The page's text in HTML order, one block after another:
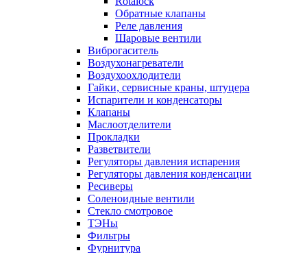
Обратные клапаны
Реле давления
Шаровые вентили
Виброгаситель
Воздухонагреватели
Воздухоохлодители
Гайки, сервисные краны, штуцера
Испарители и конденсаторы
Клапаны
Маслоотделители
Прокладки
Разветвители
Регуляторы давления испарения
Регуляторы давления конденсации
Ресиверы
Соленоидные вентили
Стекло смотровое
ТЭНы
Фильтры
Фурнитура